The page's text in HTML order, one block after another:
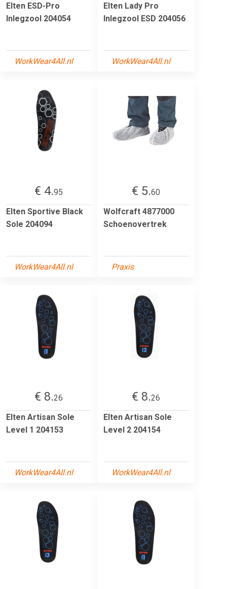
Elten ESD-Pro
Inlegzool 204054
WorkWear4All.nl
Elten Lady Pro
Inlegzool ESD 204056
WorkWear4All.nl
€ 4.95
Elten Sportive Black
Sole 204094
WorkWear4All.nl
€ 5.60
Wolfcraft 4877000
Schoenovertrek
Praxis
€ 8.26
Elten Artisan Sole
Level 1 204153
WorkWear4All.nl
€ 8.26
Elten Artisan Sole
Level 2 204154
WorkWear4All.nl